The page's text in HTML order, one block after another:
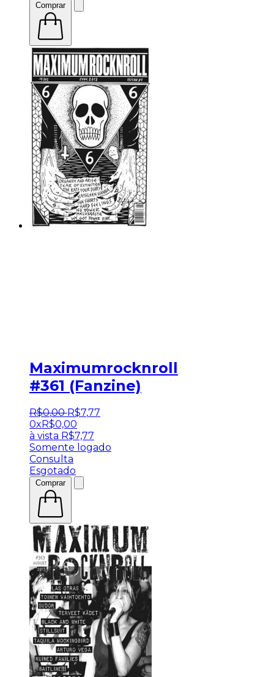
Comprar
Maximumrocknroll
#361 (Fanzine)
R$0,00 R$7,77
0xR$0,00
à vista R$7,77
Somente logado
Consulta
Esgotado
Comprar